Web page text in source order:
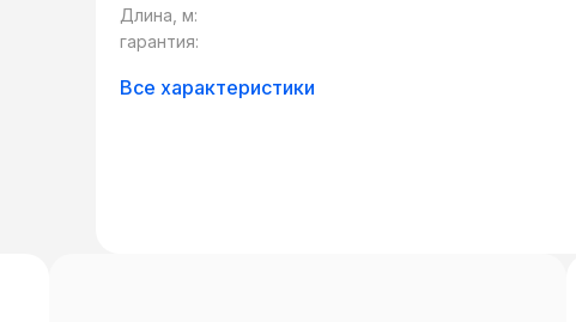
Длина, м:
гарантия:
Все характеристики